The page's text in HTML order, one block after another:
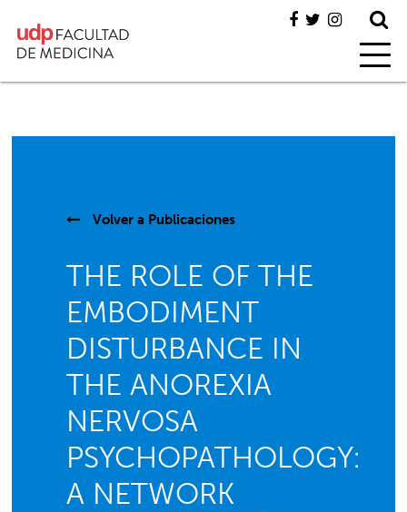
Volver a Publicaciones
THE ROLE OF THE
EMBODIMENT
DISTURBANCE IN
THE ANOREXIA
NERVOSA
PSYCHOPATHOLOGY:
A NETWORK